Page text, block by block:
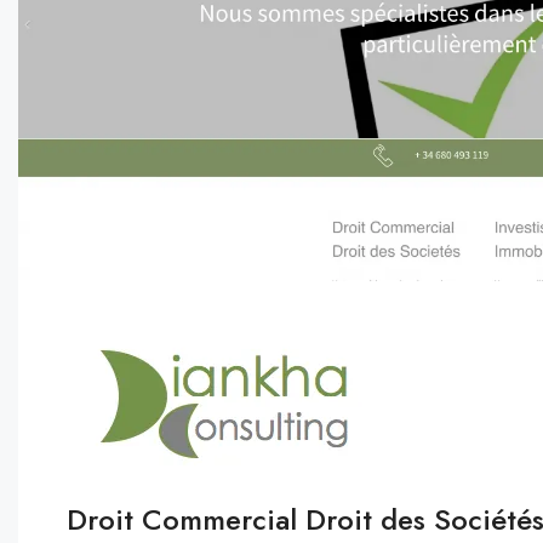
Droit Commercial Droit des Sociétés